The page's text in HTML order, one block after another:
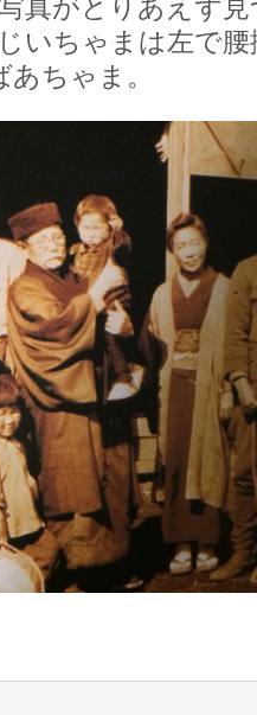
いちゃまは左で
ちゃま。